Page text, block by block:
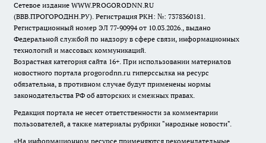
Сетевое издание WWW.PROGORODNN.RU
(ВВВ.ПРОГОРОДНН.РУ). Регистрация РКН: №: 7378360181.
Регистрационный номер ЭЛ 77-90994 от 10.03.2026., выдано
Федеральной службой по надзору в сфере связи, информационных
технологий и массовых коммуникаций.
Возрастная категория сайта 16+. При использовании материалов
новостного портала progorodnn.ru гиперссылка на ресурс
обязательна, в противном случае будут применены нормы
законодательства РФ об авторских и смежных правах.
Редакция портала не несет ответственности за комментарии
пользователей, а также материалы рубрики "народные новости".
«На информационном ресурсе применяются рекомендательные